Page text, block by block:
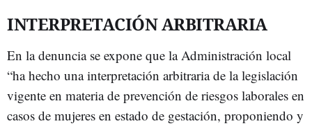
INTERPRETACIÓN ARBITRARIA
En la denuncia se expone que la Administración local
“ha hecho una interpretación arbitraria de la legislación
vigente en materia de prevención de riesgos laborales en
casos de mujeres en estado de gestación, proponiendo y